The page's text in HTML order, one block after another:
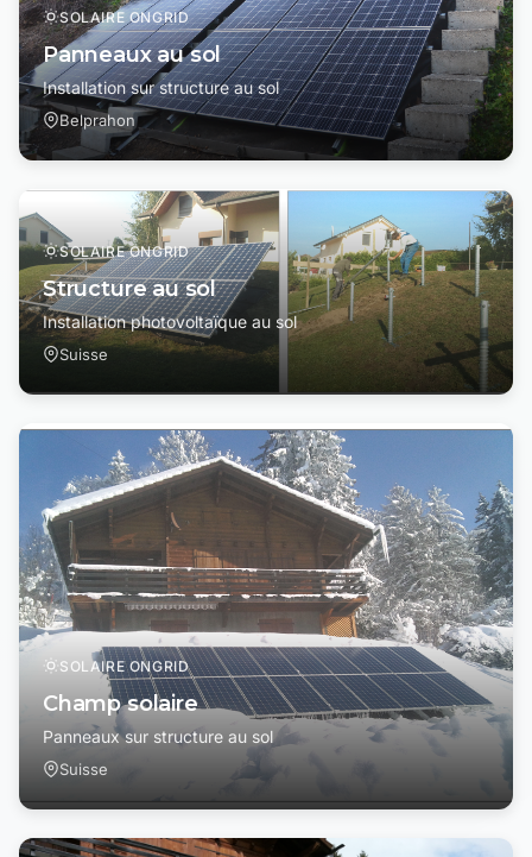
SOLAIRE ONGRID
Panneaux au sol
Installation sur structure au sol
Belprahon
SOLAIRE ONGRID
Structure au sol
Installation photovoltaïque au sol
Suisse
SOLAIRE ONGRID
Champ solaire
Panneaux sur structure au sol
Suisse